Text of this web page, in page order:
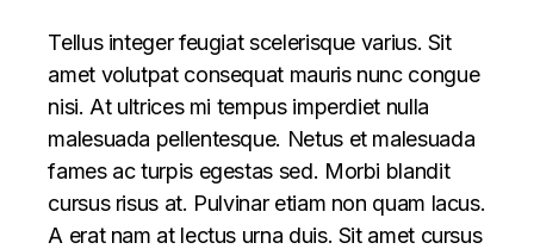
Tellus integer feugiat scelerisque varius. Sit
amet volutpat consequat mauris nunc congue
nisi. At ultrices mi tempus imperdiet nulla
malesuada pellentesque. Netus et malesuada
fames ac turpis egestas sed. Morbi blandit
cursus risus at. Pulvinar etiam non quam lacus.
A erat nam at lectus urna duis. Sit amet cursus